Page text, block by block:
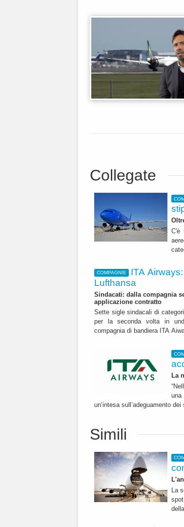
Collegate
C'è
COMPAGNIE
ITA
Lufthansa
Sindacati: dalla compagnia
applicazione contratto
Sette sigle sindacali di
per la seconda volta in
compagnia di bandiera ITA
La
una
un’intesa sull’adeguamento dei
Simili
La